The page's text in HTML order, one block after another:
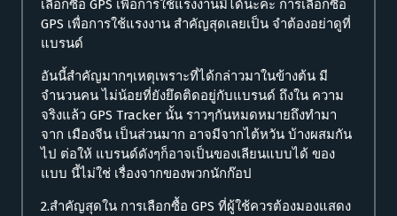
เลือกซื้อ GPS เพื่อการใช้แรงงานมิได้นะคะ การเลือกซื้อ
GPS เพื่อการใช้แรงงาน สำคัญสุดเลยเป็น จำต้องอย่าดูที่
แบรนด์
อันนี้สำคัญมากๆเหตุเพราะที่ได้กล่าวมาในข้างต้น มี
จำนวนคน ไม่น้อยที่ยังยึดติดอยู่กับแบรนด์ ถึงใน ความ
จริงแล้ว GPS Tracker นั้น ราวๆกันหมดหมายถึงทำมา
จาก เมืองจีน เป็นส่วนมาก อาจมีจากไต้หวัน บ้างผสมกัน
ไป ต่อให้ แบรนด์ดังๆก็อาจเป็นของเลียนแบบได้ ของ
แบบ นี้ไม่ใช่ เรื่องจากของพวกนักก๊อป
2.สำคัญสุดใน การเลือกซื้อ GPS ที่ผู้ใช้ควรต้องมองแสดง